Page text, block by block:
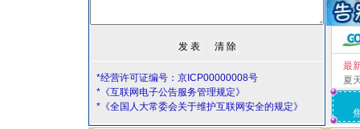
*经营许可证编号：京ICP00000008号
*《互联网电子公告服务管理规定》
*《全国人大常委会关于维护互联网安全的规定》
最
夏